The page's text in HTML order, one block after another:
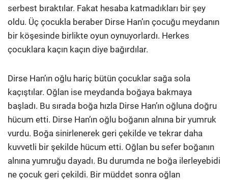
serbest bıraktılar. Fakat hesaba katmadıkları bir şey
oldu. Üç çocukla beraber Dirse Han’ın çocuğu meydanın
bir köşesinde birlikte oyun oynuyorlardı. Herkes
çocuklara kaçın kaçın diye bağırdılar.
Dirse Han’ın oğlu hariç bütün çocuklar sağa sola
kaçıştılar. Oğlan ise meydanda boğaya bakmaya
başladı. Bu sırada boğa hızla Dirse Han’ın oğluna doğru
hücum etti. Dirse Han’ın oğlu boğanın alnına bir yumruk
vurdu. Boğa sinirlenerek geri çekilde ve tekrar daha
kuvvetli bir şekilde hücum etti. Oğlan bu sefer boğanın
alnına yumruğu dayadı. Bu durumda ne boğa ilerleyebidi
ne çocuk geri çekildi. Bir müddet sonra oğlan